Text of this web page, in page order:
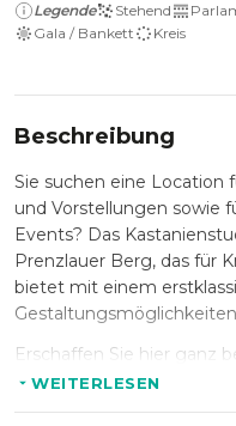
Legende Stehend
Gala / Bankett
Kreis
Beschreibung
Sie suchen eine Location
und Vorstellungen sowie
Events? Das
Prenzlauer Berg, das für
bietet mit einem
Erschaffen Sie hier ganz
Fotoproduktionen,
Shootings, einzigartige
WEITERLESEN